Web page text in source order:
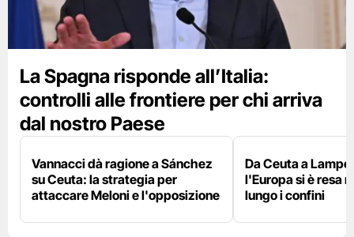
La Spagna risponde all’Italia:
controlli alle frontiere per chi arriva
dal nostro Paese
Vannacci dà ragione a Sánchez
su Ceuta: la strategia per
attaccare Meloni e l'opposizione
Da Ceuta a
l'Europa si è resa
lungo i confini